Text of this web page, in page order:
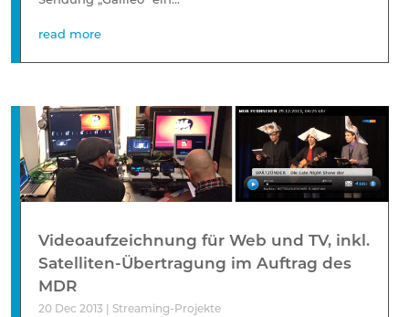
read more
Videoaufzeichnung für Web und TV, inkl.
Satelliten-Übertragung im Auftrag des
MDR
20 Dec 2013 | Streaming-Projekte